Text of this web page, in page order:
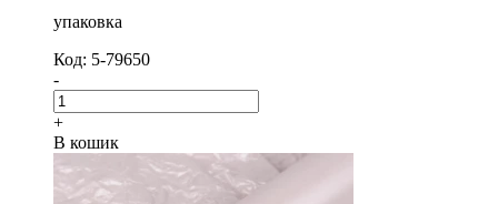
упаковка
Код: 5-79650
-
+
В кошик